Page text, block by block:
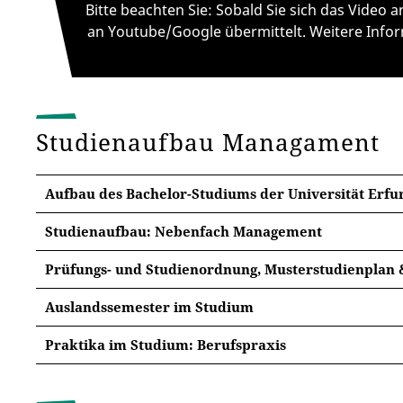
Bitte beachten Sie: Sobald Sie sich das
an Youtube/Google übermittelt. Weitere
Studienaufbau Managament
Aufbau des Bachelor-Studiums der Universität
Studienaufbau: Nebenfach Management
Die ersten zwei
als
Studiensystem
Prüfungsregeln
testen. Nach
Prüfungs- und Studienordnung, Musterstudienplan
Prüfungsordnung & Modulkatalog
In der jeweiligen Prüfungsordnung finden Sie
Studienzielen und -inhalten, den
Auslandssemester im Studium
Nutzen Sie die
sammeln! Dank
Praktika im Studium: Berufspraxis